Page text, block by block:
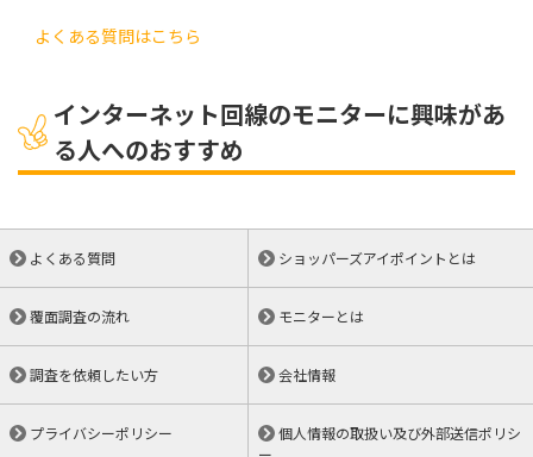
よくある質問はこちら
インターネット回線のモニターに興味があ
る人へのおすすめ
よくある質問 ショッパーズアイポイントとは
覆面調査の流れ モニターとは
調査を依頼したい方 会社情報
プライバシーポリシー
個人情報の取扱い及び外部送信ポリシ